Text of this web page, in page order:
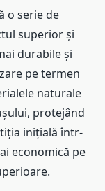
o serie de
superior și
durabile și
pe termen
naturale
protejând
inițială într-
economică pe